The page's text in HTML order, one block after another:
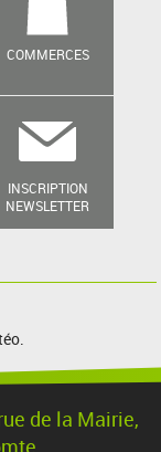
COMMERCES
INSCRIPTION
NEWSLETTER
de la Mairie,